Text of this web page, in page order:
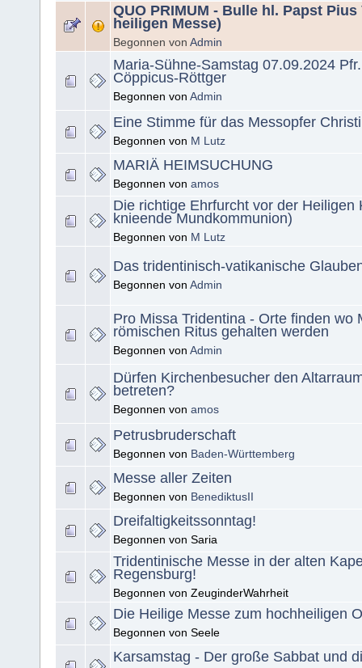
QUO PRIMUM - Bulle hl. Papst Pius
heiligen Messe)
Begonnen von Admin
Maria-Sühne-Samstag 07.09.2024
Cöppicus-Röttger
Begonnen von Admin
Eine Stimme für das Messopfer Christi
Begonnen von M Lutz
MARIÄ HEIMSUCHUNG
Begonnen von amos
Die richtige Ehrfurcht vor der Heiligen
knieende Mundkommunion)
Begonnen von M Lutz
Das tridentinisch-vatikanische
Begonnen von Admin
Pro Missa Tridentina - Orte finden wo
römischen Ritus gehalten werden
Begonnen von Admin
Dürfen Kirchenbesucher den
betreten?
Begonnen von amos
Petrusbruderschaft
Begonnen von Baden-Württemberg
Messe aller Zeiten
Begonnen von BenediktusII
Dreifaltigkeitssonntag!
Begonnen von Saria
Tridentinische Messe in der alten
Regensburg!
Begonnen von ZeuginderWahrheit
Die Heilige Messe zum hochheiligen
Begonnen von Seele
Karsamstag - Der große Sabbat und